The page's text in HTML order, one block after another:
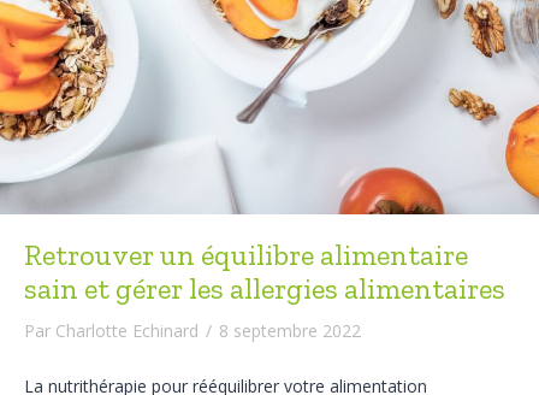
Retrouver un équilibre alimentaire
sain et gérer les allergies alimentaires
Par Charlotte Echinard / 8 septembre 2022
La nutrithérapie pour rééquilibrer votre alimentation